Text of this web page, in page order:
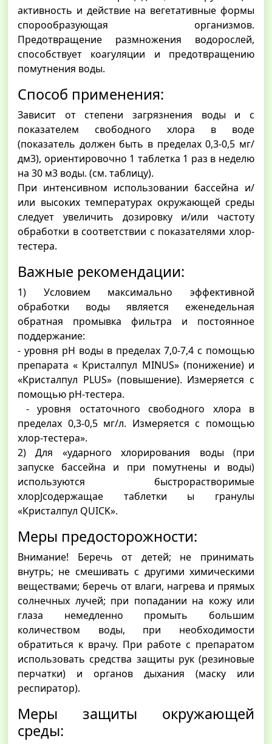
активность и действие на вегетативные формы
спорообразующая организмов.
Предотвращение размножения водорослей,
способствует коаryляции и предотвращению
помутнения воды.
Способ применения:
Зависит от степени загрязнения воды и с
показателем свободного хлора в воде
(показатель должен быть в пределах 0,3-0,5 мг/
дм3), ориентировочно 1 таблетка 1 раз в неделю
на 30 м3 воды. (см. таблицу).
При интенсивном использовании бассейна и/
или высоких температурах окружающей среды
следует увеличить дозировку и/или частоту
обработки в соответствии с показателями хлор-
тестера.
Важные рекомендации:
1) Условием максимально эффективной
обработки воды является еженедельная
обратная промывка фильтра и постоянное
поддержание:
- уровня рН воды в пределах 7,0-7,4 с помощью
препарата « Кристалпул MINUS» (понижение) и
«Кристалпул PLUS» (повышение). Измеряется с
помощью рН-тестера.
- уровня остаточного свободного хлора в
пределах 0,3-0,5 мг/л. Измеряется с помощью
хлор-тестера».
2) Для «yдарного хлорирования воды (при
запуске бассейна и при помутнены и воды)
используются быстрорастворимые
хлорJсодержащае таблетки ы гранулы
«Кристалпул QUICK».
Меры предосторожности:
Внимание! Беречь от детей; не принимать
внутрь; не смешивать с другими химическими
веществами; беречь от влаги, нагрева и прямых
солнечных лучей; при попадании на кожу или
глаза немедленно промыть большим
количеством воды, при необходимости
обратиться к врачу. При работе с препаратом
использовать средства защиты рук (резиновые
перчатки) и органов дыхания (маску или
респиратор).
Меры защиты окружающей
среды: